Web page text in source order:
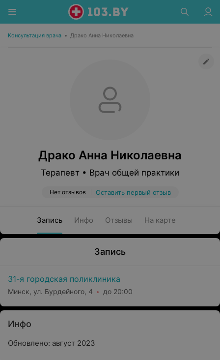
Консультация врача • Драко Анна Николаевна
Драко Анна Николаевна
Терапевт • Врач общей практики
Нет отзывов Оставить первый отзыв
Запись Инфо Отзывы На карте
Запись
31-я городская поликлиника
Минск, ул. Бурдейного, 4 до 20:00
Инфо
Обновлено: август 2023